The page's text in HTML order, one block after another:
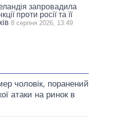
запровадила
проти росії та її
8 серпня 2026, 13:49
чоловік, поранений
атаки на ринок в